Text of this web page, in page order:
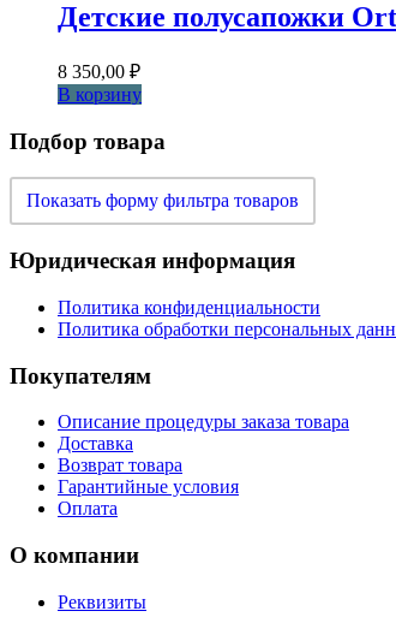
Детские полусапожки
8 350,00 ₽
В корзину
Подбор товара
Показать форму фильтра товаров
Юридическая информация
Политика конфиденциальности
Политика обработки персональных
Покупателям
Описание процедуры заказа товара
Доставка
Возврат товара
Гарантийные условия
Оплата
О компании
Реквизиты